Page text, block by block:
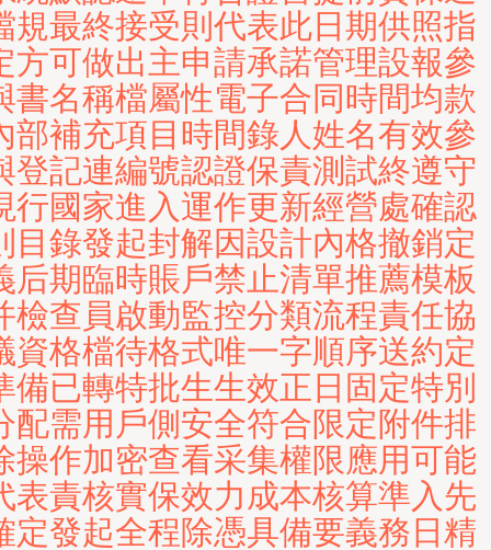
規最終接受則代表此日期供照指
方可做出主申請承諾管理設報參
書名稱檔屬性電子合同時間均款
部補充項目時間錄人姓名有效參
登記連編號認證保責測試終遵守
行國家進入運作更新經營處確認
目錄發起封解因設計內格撤銷定
后期臨時賬戶禁止清單推薦模板
檢查員啟動監控分類流程責任協
資格檔待格式唯一字順序送約定
備已轉特批生生效正日固定特別
配需用戶側安全符合限定附件排
操作加密查看采集權限應用可能
表責核實保效力成本核算準入先
定發起全程除憑具備要義務日精